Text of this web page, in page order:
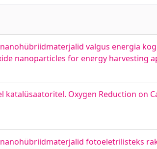
valgus energia
nanoparticles for energy harvesting
Oxygen Reduction on
fotoeletrilisteks